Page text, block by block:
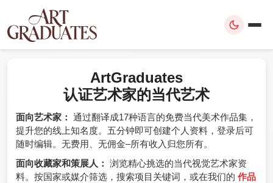
ArtGraduates
认证艺术家的当代艺术
面向艺术家： 通过翻译成17种语言的免费当代美术作品集，
提升您的线上知名度。五分钟即可创建个人资料，登录后可
随时编辑。无费用、无佣金–所有收入归您所有。
面向收藏家和策展人： 浏览精心挑选的当代视觉艺术家资
料。按国家或媒介筛选，搜索项目关键词，或在我们的 作品